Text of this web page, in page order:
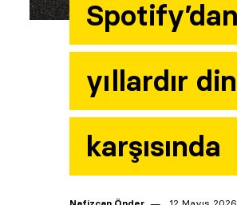
yıllardır
karşısında